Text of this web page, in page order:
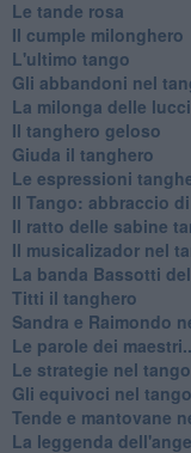
Le tande rosa
Il cumple milonghero
L'ultimo tango
Gli abbandoni nel
La milonga delle
Il tanghero geloso
Giuda il tanghero
Le espressioni
Il Tango: abbraccio
Il ratto delle sabine
Il musicalizador nel
La banda Bassotti
Titti il tanghero
Sandra e Raimondo
Le parole dei
Le strategie nel
Gli equivoci nel
Tende e mantovane
La leggenda